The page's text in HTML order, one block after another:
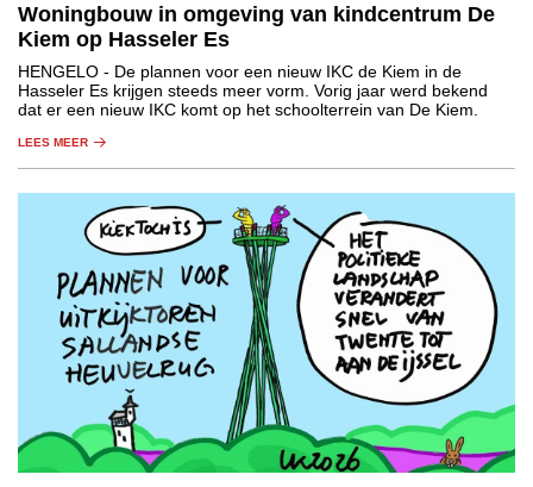
Woningbouw in omgeving van kindcentrum De
Kiem op Hasseler Es
HENGELO - De plannen voor een nieuw IKC de Kiem in de
Hasseler Es krijgen steeds meer vorm. Vorig jaar werd bekend
dat er een nieuw IKC komt op het schoolterrein van De Kiem.
LEES MEER